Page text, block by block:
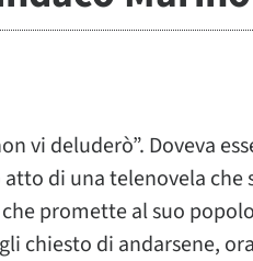
vi deluderò”. Doveva
di una telenovela
promette al suo
chiesto di andarsene,